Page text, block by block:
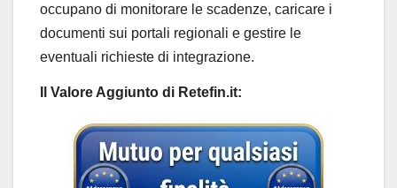
occupano di monitorare le scadenze, caricare i
documenti sui portali regionali e gestire le
eventuali richieste di integrazione.
Il Valore Aggiunto di Retefin.it: